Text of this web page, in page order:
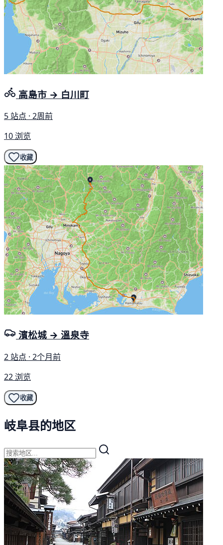
高島市 → 白川町
5 站点 · 2周前
10 浏览
收藏
濱松城 → 溫泉寺
2 站点 · 2个月前
22 浏览
收藏
岐阜县的地区